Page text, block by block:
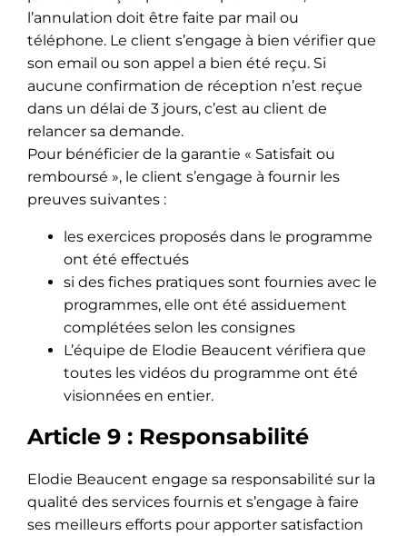
l’annulation doit être faite par mail ou
téléphone. Le client s’engage à bien vérifier que
son email ou son appel a bien été reçu. Si
aucune confirmation de réception n’est reçue
dans un délai de 3 jours, c’est au client de
relancer sa demande.
Pour bénéficier de la garantie « Satisfait ou
remboursé », le client s’engage à fournir les
preuves suivantes :
les exercices proposés dans le programme
ont été effectués
si des fiches pratiques sont fournies avec le
programmes, elle ont été assiduement
complétées selon les consignes
L’équipe de Elodie Beaucent vérifiera que
toutes les vidéos du programme ont été
visionnées en entier.
Article 9 : Responsabilité
Elodie Beaucent engage sa responsabilité sur la
qualité des services fournis et s’engage à faire
ses meilleurs efforts pour apporter satisfaction